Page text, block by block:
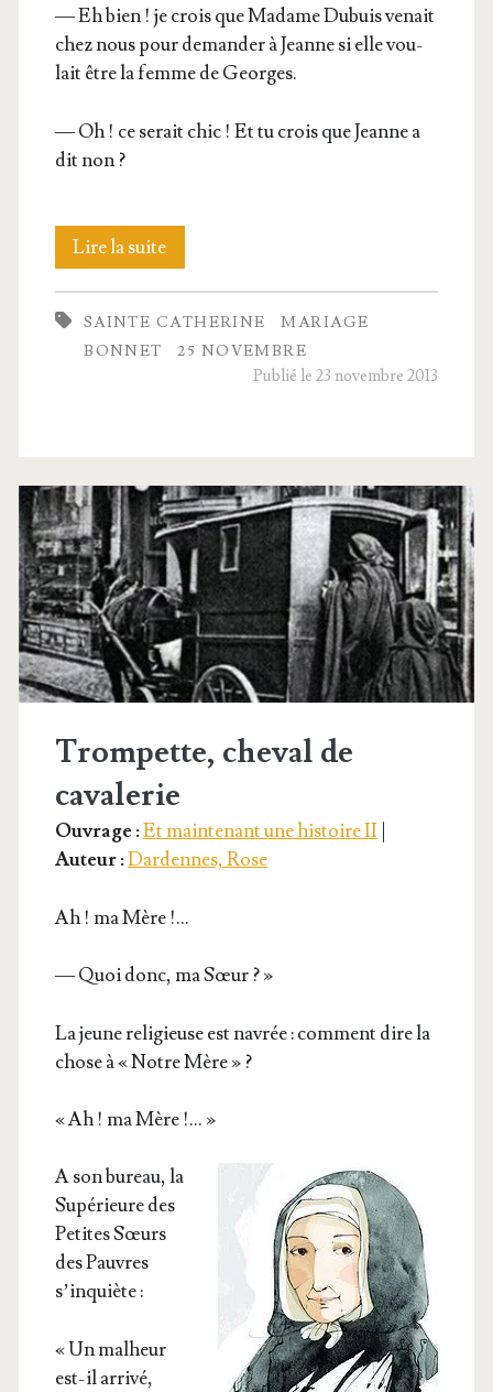
— Eh bien ! je crois que Madame Dubuis venait
chez nous pour deman­der à Jeanne si elle vou­
lait être la femme de Georges.
— Oh ! ce serait chic ! Et tu crois que Jeanne a
dit non ?
Lire la suiteLe
bon­
net
SAINTE CATHERINE
MARIAGE
BONNET
25 NOVEMBRE
Publié le 23 novembre 2013
Trompette, cheval de
cavalerie
Ouvrage :Et maintenant une histoire II
Auteur :Dardennes, Rose
Ah ! ma Mère !…
— Quoi donc, ma Sœur ? »
La jeune reli­gieuse est navrée : com­ment dire la
chose à « Notre Mère » ?
« Ah ! ma Mère !… »
A son bureau, la
Supé­rieure des
Petites Sœurs
des Pauvres
s’inquiète :
« Un mal­heur
est-il arri­vé,